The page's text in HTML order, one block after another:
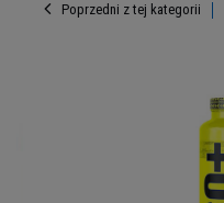
Poprzedni z tej kategorii